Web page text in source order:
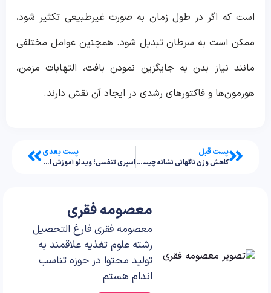
است که اگر در طول زمان به صورت غیرطبیعی تکثیر شود،
ممکن است به سرطان تبدیل شود. همچنین عوامل مختلفی
مانند نیاز بدن به جایگزین نمودن بافت، التهابات مزمن،
هورمون‌ها و فاکتورهای رشدی در ایجاد آن نقش دارند.
پست قبل
کاهش وزن ناگهانی نشانه چیست؟ چه بیماری هایی باعث آن می شوند
پست بعدی
اسپری تنفسی؛ ویدئو آموزش استفاده از انواع آن
معصومه فقری
معصومه فقری فارغ التحصیل
رشته علوم تغذیه علاقمند به
تولید محتوا در حوزه تناسب
اندام هستم